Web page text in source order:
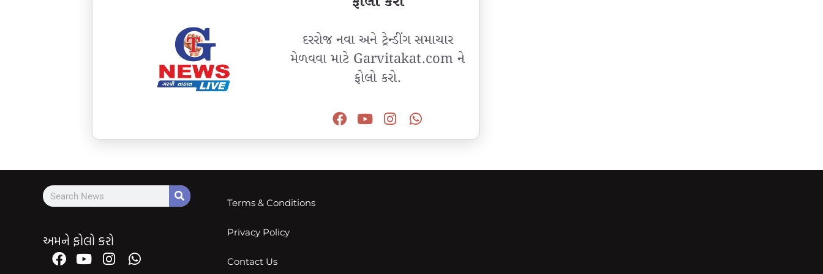
દરરોજ નવા અને ટ્રેન્ડીંગ સમાચાર
મેળવવા માટે Garvitakat.com ને
ફોલો કરો.
અમને ફોલો કરો
Terms & Conditions
Privacy Policy
Contact Us